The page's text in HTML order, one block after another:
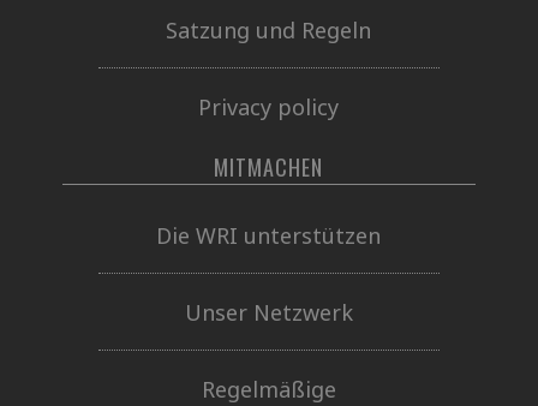
Satzung und Regeln
Privacy policy
MITMACHEN
Die WRI unterstützen
Unser Netzwerk
Regelmäßige